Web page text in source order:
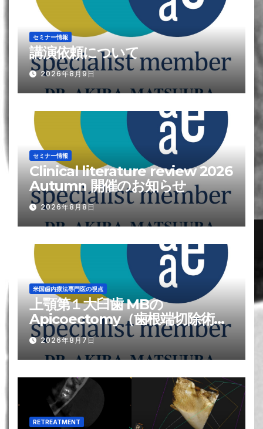
セミナー情報
講演依頼について
2026年8月9日
セミナー情報
Clinical literature review 2026
Autumn 開催のお知らせ
2026年8月8日
米国歯内療法専門医の視点
上顎第１大臼歯 MBの
Apicoectomy（歯根端切除術）
が難しい?理由
2026年8月7日
RETREATMENT